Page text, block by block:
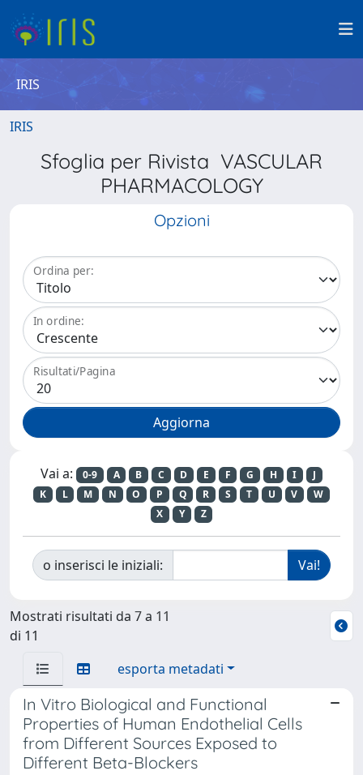
IRIS
IRIS
Sfoglia per Rivista VASCULAR
PHARMACOLOGY
Opzioni
Ordina per:
In ordine:
Risultati/Pagina
Vai a: 0-9 A B C D E F G H I
J
K
L M N O P Q R S T U V
W
X
Y Z
o inserisci le iniziali:
Mostrati risultati da 7 a 11
di 11
esporta metadati
In Vitro Biological and Functional
Properties of Human Endothelial Cells
from Different Sources Exposed to
Different Beta-Blockers